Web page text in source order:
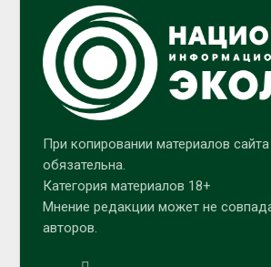
При копировании материалов
обязательна.
Категория материалов 18+
Мнение редакции может не
авторов.